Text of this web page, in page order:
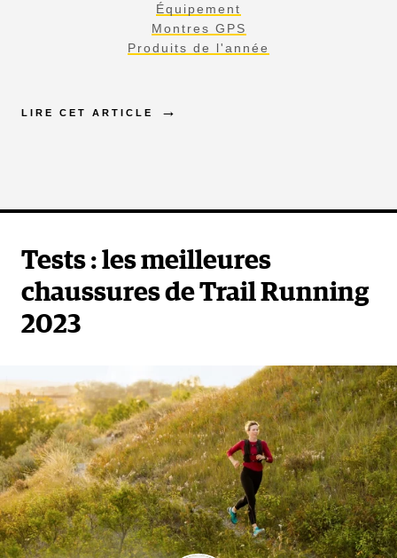
Équipement
Montres GPS
Produits de l'année
LIRE CET ARTICLE
Tests : les meilleures
chaussures de Trail Running
2023